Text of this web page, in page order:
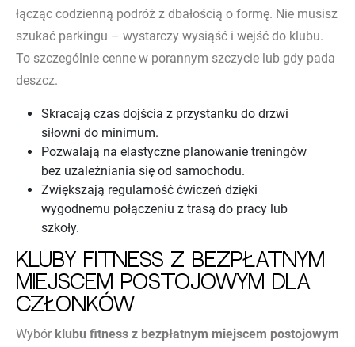
łącząc codzienną podróż z dbałością o formę. Nie musisz
szukać parkingu – wystarczy wysiąść i wejść do klubu.
To szczególnie cenne w porannym szczycie lub gdy pada
deszcz.
Skracają czas dojścia z przystanku do drzwi
siłowni do minimum.
Pozwalają na elastyczne planowanie treningów
bez uzależniania się od samochodu.
Zwiększają regularność ćwiczeń dzięki
wygodnemu połączeniu z trasą do pracy lub
szkoły.
Kluby fitness z bezpłatnym
miejscem postojowym dla
członków
Wybór klubu fitness z bezpłatnym miejscem postojowym